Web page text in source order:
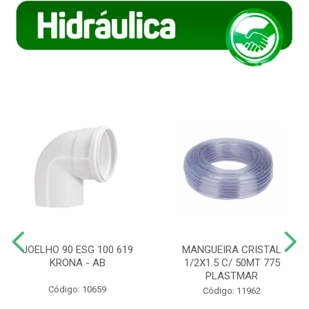
JOELHO 90 ESG 100 619
KRONA - AB
Código: 10659
MANGUEIRA CRISTAL
1/2X1.5 C/ 50MT 775
PLASTMAR
Código: 11962